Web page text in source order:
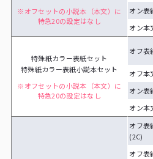
※オフセットの小説本（本文）に
特急20の設定はなし
オン表
オン本
特殊紙カラー表紙セット
特殊紙カラー表紙小説本セット
※オフセットの小説本（本文）に
特急20の設定はなし
オフ表
オフ本
オン表
オン本
オフ表
(2C)
オフ表